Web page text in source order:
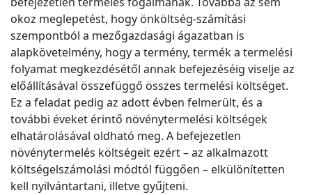
okoz meglepetést, hogy önköltség-számítási
szempontból a mezőgazdasági ágazatban is
alapkövetelmény, hogy a termény, termék a termelési
folyamat megkezdésétől annak befejezéséig viselje az
előállításával összefüggő összes termelési költséget.
Ez a feladat pedig az adott évben felmerült, és a
további éveket érintő növénytermelési költségek
elhatárolásával oldható meg. A befejezetlen
növénytermelés költségeit ezért – az alkalmazott
költségelszámolási módtól függően – elkülönítetten
kell nyilvántartani, illetve gyűjteni.